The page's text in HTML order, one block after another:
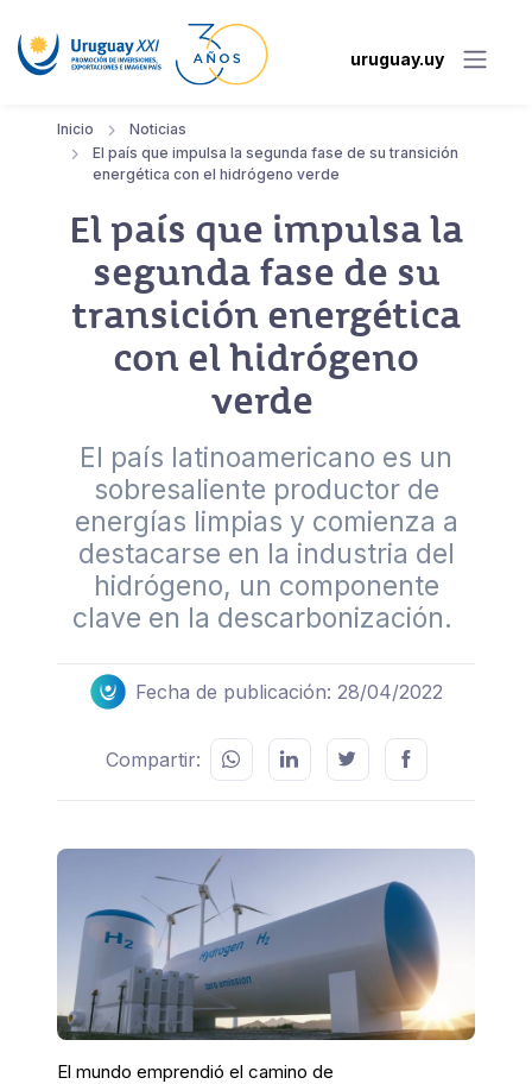
uruguay.uy
Inicio
Noticias
El país que impulsa la segunda fase de su transición
energética con el hidrógeno verde
El país que impulsa la
segunda fase de su
transición energética
con el hidrógeno
verde
El país latinoamericano es un
sobresaliente productor de
energías limpias y comienza a
destacarse en la industria del
hidrógeno, un componente
clave en la descarbonización.
Fecha de publicación: 28/04/2022
Compartir:
El mundo emprendió el camino de